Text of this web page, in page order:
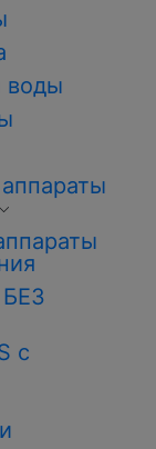
воды
с